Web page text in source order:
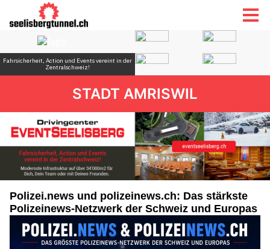
STADT AMRISWIL
Polizei.news und polizeinews.ch: Das stärkste
Polizeinews-Netzwerk der Schweiz und Europas